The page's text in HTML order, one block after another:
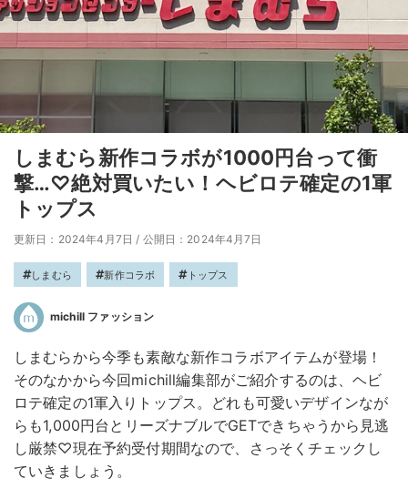
しまむら新作コラボが1000円台って衝
撃…♡絶対買いたい！ヘビロテ確定の1軍
トップス
更新日：2024年4月7日 / 公開日：2024年4月7日
しまむら 新作コラボ トップス
michill ファッション
しまむらから今季も素敵な新作コラボアイテムが登場！
そのなかから今回michill編集部がご紹介するのは、ヘビ
ロテ確定の1軍入りトップス。どれも可愛いデザインなが
らも1,000円台とリーズナブルでGETできちゃうから見逃
し厳禁♡現在予約受付期間なので、さっそくチェックし
ていきましょう。